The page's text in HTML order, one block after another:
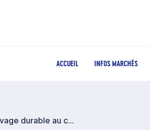
ACCUEIL INFOS MARCHÉS
L’élevage durable au cœur des priorités publiques